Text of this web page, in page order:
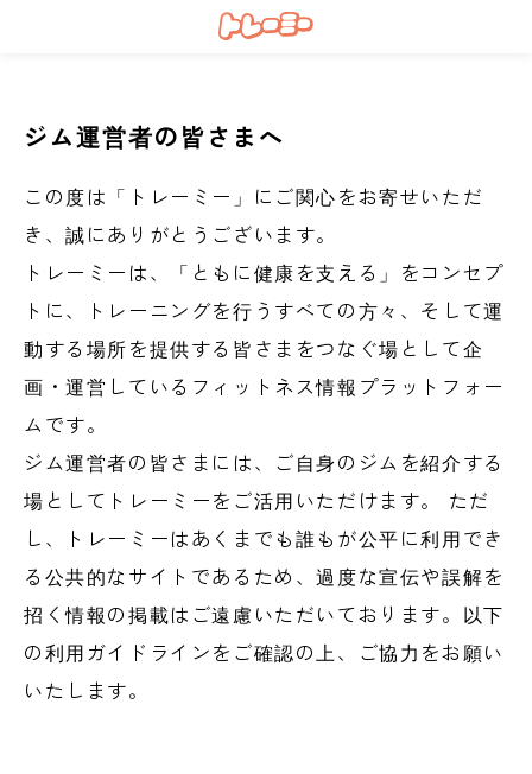
ジム運営者の皆さまへ
この度は「トレーミー」にご関心をお寄せいただ
き、誠にありがとうございます。
トレーミーは、「ともに健康を支える」をコンセプ
トに、トレーニングを行うすべての方々、そして運
動する場所を提供する皆さまをつなぐ場として企
画・運営しているフィットネス情報プラットフォー
ムです。
ジム運営者の皆さまには、ご自身のジムを紹介する
場としてトレーミーをご活用いただけます。 ただ
し、トレーミーはあくまでも誰もが公平に利用でき
る公共的なサイトであるため、過度な宣伝や誤解を
招く情報の掲載はご遠慮いただいております。以下
の利用ガイドラインをご確認の上、ご協力をお願い
いたします。